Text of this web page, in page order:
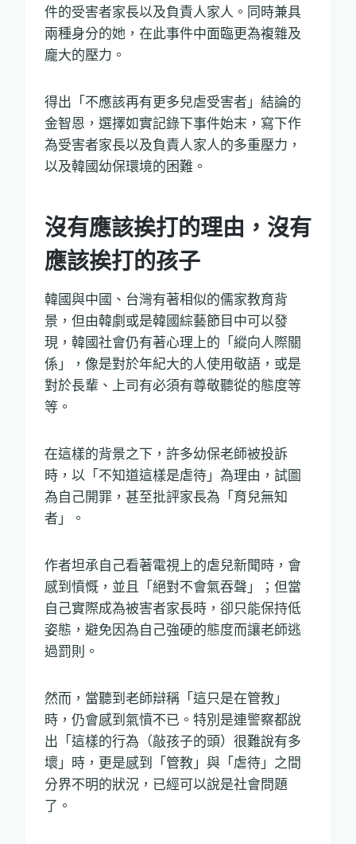
件的受害者家長以及負責人家人。同時兼具
兩種身分的她，在此事件中面臨更為複雜及
龐大的壓力。
得出「不應該再有更多兒虐受害者」結論的
金智恩，選擇如實記錄下事件始末，寫下作
為受害者家長以及負責人家人的多重壓力，
以及韓國幼保環境的困難。
沒有應該挨打的理由，沒有
應該挨打的孩子
韓國與中國、台灣有著相似的儒家教育背
景，但由韓劇或是韓國綜藝節目中可以發
現，韓國社會仍有著心理上的「縱向人際關
係」，像是對於年紀大的人使用敬語，或是
對於長輩、上司有必須有尊敬聽從的態度等
等。
在這樣的背景之下，許多幼保老師被投訴
時，以「不知道這樣是虐待」為理由，試圖
為自己開罪，甚至批評家長為「育兒無知
者」。
作者坦承自己看著電視上的虐兒新聞時，會
感到憤慨，並且「絕對不會氣吞聲」；但當
自己實際成為被害者家長時，卻只能保持低
姿態，避免因為自己強硬的態度而讓老師逃
過罰則。
然而，當聽到老師辯稱「這只是在管教」
時，仍會感到氣憤不已。特別是連警察都說
出「這樣的行為（敲孩子的頭）很難說有多
壞」時，更是感到「管教」與「虐待」之間
分界不明的狀況，已經可以說是社會問題
了。